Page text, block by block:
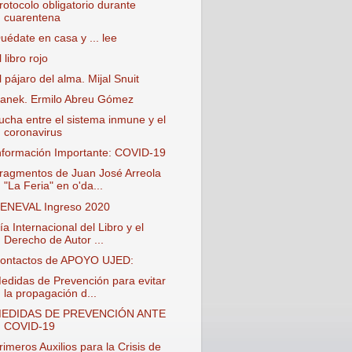
obligatorio durante
cuarentena
en casa y ... lee
libro rojo
pájaro del alma. Mijal Snuit
Ermilo Abreu Gómez
entre el sistema inmune y el
coronavirus
Importante: COVID-19
de Juan José Arreola
"La Feria" en o'da...
Ingreso 2020
Internacional del Libro y el
Derecho de Autor ...
de APOYO UJED:
de Prevención para evitar
la propagación d...
DE PREVENCIÓN ANTE
COVID-19
Auxilios para la Crisis de